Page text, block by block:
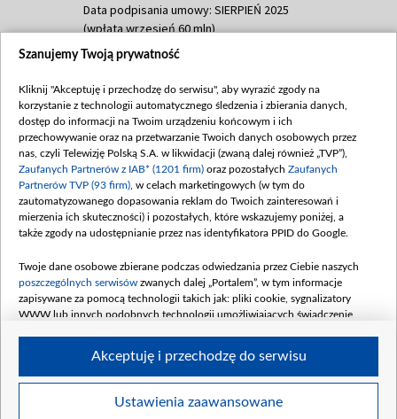
Data podpisania umowy: SIERPIEŃ 2025
(wpłata wrzesień 60 mln)
Dofinansowanie 635 783 051,21 PLN
(wpłata wrzesień 100 mln, październik 350
mln, listopad 265 mln)
Dofinansowanie 48 862 000,00 PLN
Data podpisania umowy: GRUDZIEŃ 2025
(wpłata grudzień 60,548 mln)
Dofinansowanie 900 000 000,00 PLN
Data podpisania umowy: LUTY 2026 (wpłata
kwiecień 180 mln, 7 maja 180 mln, 8
czerwca 90 mln)
Dofinansowanie 250 000 000,00 PLN
4 sierpnia 250 mln
Szanujemy Twoją prywatność
Kliknij "Akceptuję i przechodzę do serwisu", aby wyrazić zgody na
korzystanie z technologii automatycznego śledzenia i zbierania danych,
dostęp do informacji na Twoim urządzeniu końcowym i ich
przechowywanie oraz na przetwarzanie Twoich danych osobowych przez
nas, czyli Telewizję Polską S.A. w likwidacji (zwaną dalej również „TVP”),
Zaufanych Partnerów z IAB* (1201 firm) oraz pozostałych Zaufanych
Partnerów TVP (93 firm) , w celach marketingowych (w tym do
zautomatyzowanego dopasowania reklam do Twoich zainteresowań i
mierzenia ich skuteczności) i pozostałych, które wskazujemy poniżej, a
także zgody na udostępnianie przez nas identyfikatora PPID do Google.
Twoje dane osobowe zbierane podczas odwiedzania przez Ciebie naszych
poszczególnych serwisów zwanych dalej „Portalem”, w tym informacje
zapisywane za pomocą technologii takich jak: pliki cookie, sygnalizatory
WWW lub innych podobnych technologii umożliwiających świadczenie
Twoje dane osobowe zbierane podczas odwiedzania przez Ciebie
Ustawienia zaawansowane
Akceptuję i przechodzę do serwisu